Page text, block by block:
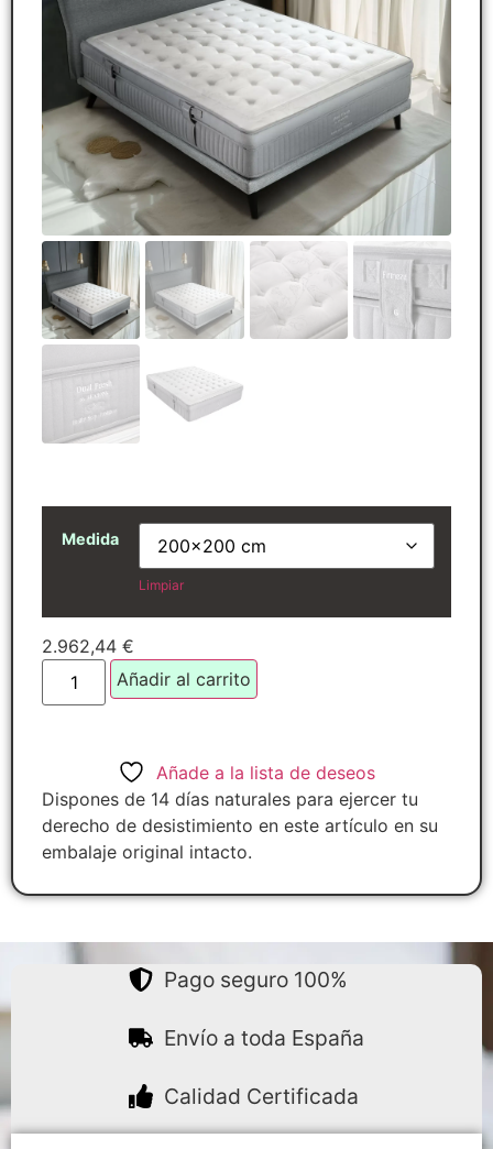
Medida
Limpiar
2.962,44 €
Añadir al carrito
Añade a la lista de deseos
Dispones de 14 días naturales para ejercer tu
derecho de desistimiento en este artículo en su
embalaje original intacto.
Pago seguro 100%
Envío a toda España
Calidad Certificada